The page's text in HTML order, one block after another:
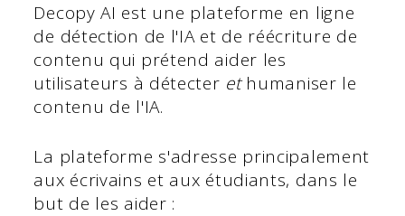
Decopy AI est une plateforme en ligne
de détection de l'IA et de réécriture de
contenu qui prétend aider les
utilisateurs à détecter ethumaniser le
contenu de l'IA.
La plateforme s'adresse principalement
aux écrivains et aux étudiants, dans le
but de les aider :